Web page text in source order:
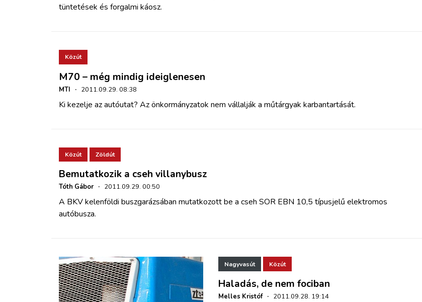
tüntetések és forgalmi káosz.
Közút
M70 – még mindig ideiglenesen
MTI · 2011.09.29. 08:38
Ki kezelje az autóutat? Az önkormányzatok nem vállalják a műtárgyak karbantartását.
Közút Zöldút
Bemutatkozik a cseh villanybusz
Tóth Gábor · 2011.09.29. 00:50
A BKV kelenföldi buszgarázsában mutatkozott be a cseh SOR EBN 10,5 típusjelű elektromos
autóbusza.
Nagyvasút Közút
Haladás, de nem fociban
Melles Kristóf · 2011.09.28. 19:14